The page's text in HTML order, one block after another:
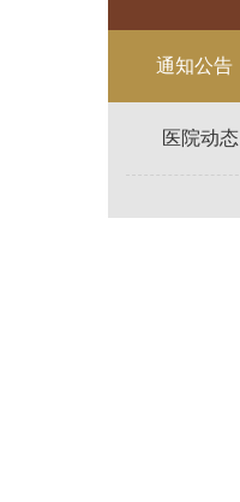
通知公告
医院动态